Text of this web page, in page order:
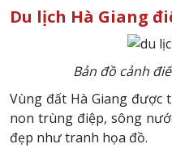
Du lịch Hà Giang
Bản đồ cảnh
Vùng đất Hà Giang được
non trùng điệp, sông
đẹp như tranh họa đồ.